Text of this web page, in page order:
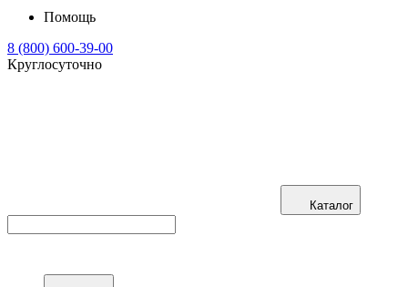
Помощь
8 (800) 600-39-00
Круглосуточно
Каталог